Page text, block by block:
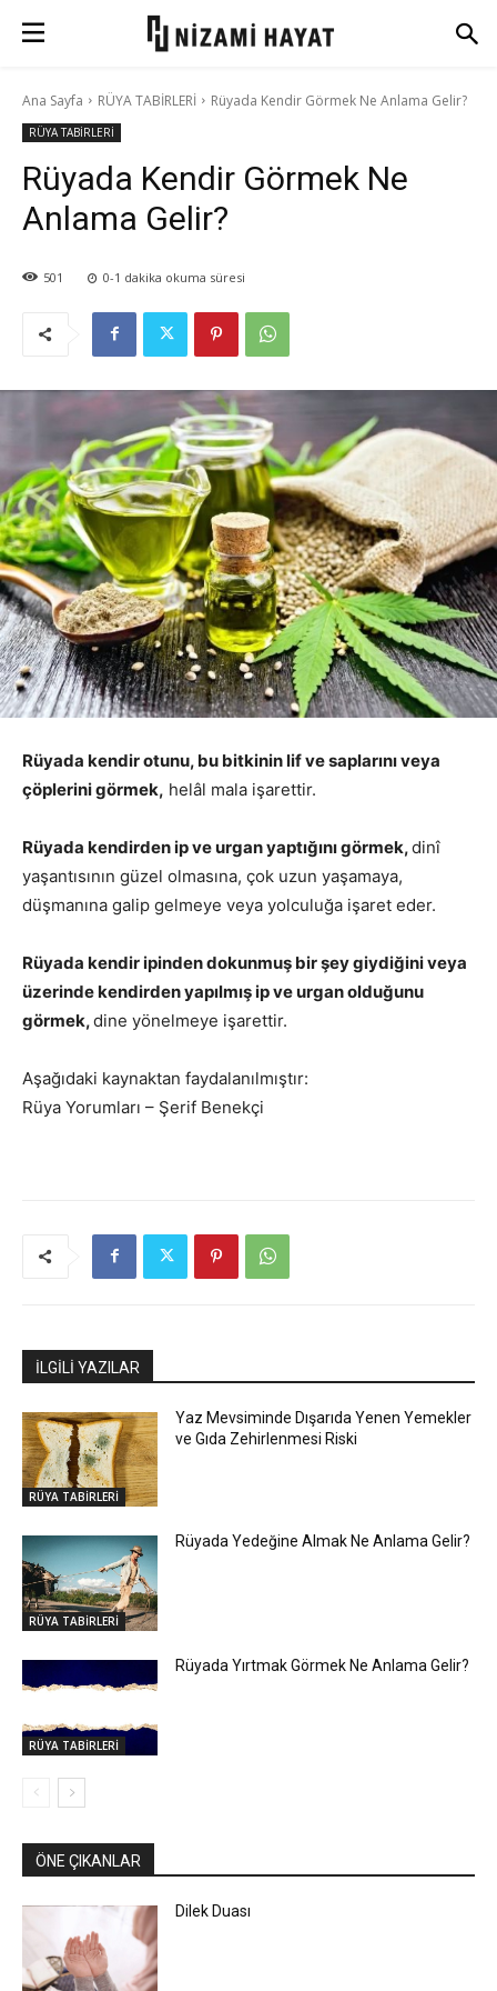
Ana Sayfa RÜYA TABİRLERİ Rüyada Kendir Görmek Ne Anlama Gelir?
RÜYA TABİRLERİ
Rüyada Kendir Görmek Ne
Anlama Gelir?
501 0-1 dakika okuma süresi
Rüyada kendir otunu, bu bitkinin lif ve saplarını veya
çöplerini görmek, helâl mala işarettir.
Rüyada kendirden ip ve urgan yaptığını görmek,dinî
yaşantısının güzel olmasına, çok uzun yaşamaya,
düşmanına galip gelmeye veya yolculuğa işaret eder.
Rüyada kendir ipinden dokunmuş bir şey giydiğini veya
üzerinde kendirden yapılmış ip ve urgan olduğunu
görmek,dine yönelmeye işarettir.
Aşağıdaki kaynaktan faydalanılmıştır:
Rüya Yorumları – Şerif Benekçi
İLGİLİ YAZILAR
RÜYA TABİRLERİ
Yaz Mevsiminde Dışarıda Yenen Yemekler
ve Gıda Zehirlenmesi Riski
RÜYA TABİRLERİ
Rüyada Yedeğine Almak Ne Anlama Gelir?
RÜYA TABİRLERİ
Rüyada Yırtmak Görmek Ne Anlama Gelir?
ÖNE ÇIKANLAR
Dilek Duası